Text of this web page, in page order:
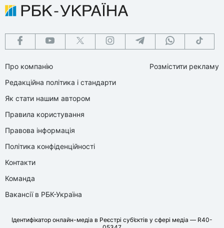
Также читайте на Lite истории из жизни
знаменитостей, секреты успеха,
эксклюзивные детали свадеб и
расставаний известных личностей. Мы
публикуем подробности ярких
мероприятий и тв-шоу с участием
украинских звезд, видео и фоторепортажи
выступлений. Следите за новостями шоу-
бизнеса, карьерой и личной жизнью
селебрити вместе с Lite.
Про компанію
Редакційна політика і стандарти
Як стати нашим автором
Правила користування
Правова інформація
Політика конфіденційності
Контакти
Команда
Вакансії в РБК-Україна
Розмістити рекламу
Ідентифікатор онлайн-медіа в Реєстрі суб’єктів у сфері медіа — R40-